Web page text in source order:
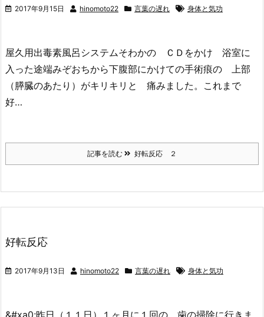
2017年9月15日 hinomoto22 言葉の遅れ 身体と気功
屋久用出毒素風呂システムそわかの ＣＤをかけ 浴室に
入った途端みぞおちから下腹部にかけての手術痕の 上部
（膵臓のあたり）がキリキリと 痛みました。これまで
好…
記事を読む 好転反応 ２
好転反応
2017年9月13日 hinomoto22 言葉の遅れ 身体と気功